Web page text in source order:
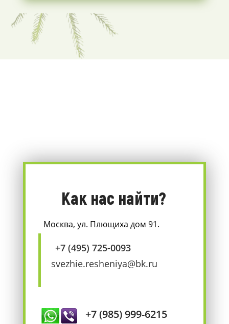
Как нас найти?
Москва, ул. Плющиха дом 91.
+7 (495) 725-0093
svezhie.resheniya@bk.ru
+7 (985) 999-6215